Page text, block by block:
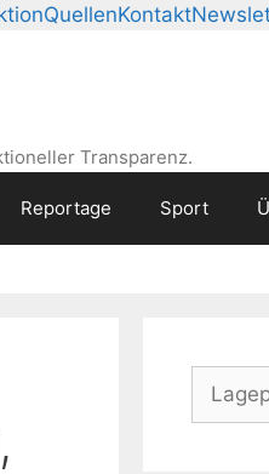
QuellenKontakt
Transparenz.
Reportage Sport
Suchen